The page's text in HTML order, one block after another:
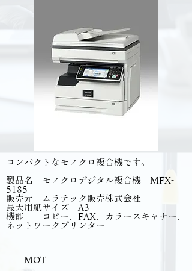
コンパクトなモノクロ複合機です。
製品名 モノクロデジタル複合機 MFX-
5185
販売元 ムラテック販売株式会社
最大用紙サイズ A3
​機能 コピー、FAX、カラースキャナー、
ネットワークプリンター
MOT